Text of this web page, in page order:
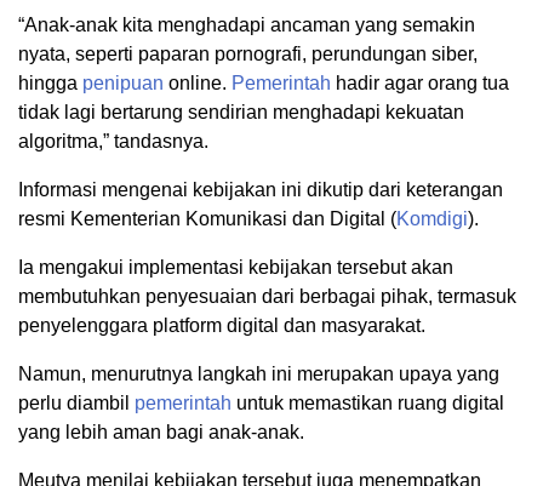
“Anak-anak kita menghadapi ancaman yang semakin
nyata, seperti paparan pornografi, perundungan siber,
hingga penipuan online. Pemerintah hadir agar orang tua
tidak lagi bertarung sendirian menghadapi kekuatan
algoritma,” tandasnya.
Informasi mengenai kebijakan ini dikutip dari keterangan
resmi Kementerian Komunikasi dan Digital (Komdigi).
Ia mengakui implementasi kebijakan tersebut akan
membutuhkan penyesuaian dari berbagai pihak, termasuk
penyelenggara platform digital dan masyarakat.
Namun, menurutnya langkah ini merupakan upaya yang
perlu diambil pemerintah untuk memastikan ruang digital
yang lebih aman bagi anak-anak.
Meutya menilai kebijakan tersebut juga menempatkan